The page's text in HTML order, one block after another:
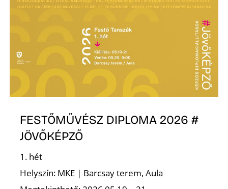
FESTŐMŰVÉSZ DIPLOMA 2026 #
JÖVŐKÉPZŐ
1. hét
Helyszín: MKE | Barcsay terem, Aula